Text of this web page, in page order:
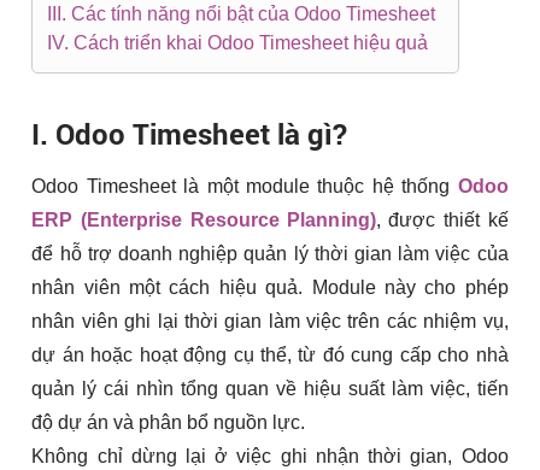
III. Các tính năng nổi bật của Odoo Timesheet
IV. Cách triển khai Odoo Timesheet hiệu quả
I. Odoo Timesheet là gì?
Odoo Timesheet là một module thuộc hệ thống Odoo
ERP (Enterprise Resource Planning), được thiết kế
để hỗ trợ doanh nghiệp quản lý thời gian làm việc của
nhân viên một cách hiệu quả. Module này cho phép
nhân viên ghi lại thời gian làm việc trên các nhiệm vụ,
dự án hoặc hoạt động cụ thể, từ đó cung cấp cho nhà
quản lý cái nhìn tổng quan về hiệu suất làm việc, tiến
độ dự án và phân bổ nguồn lực.
Không chỉ dừng lại ở việc ghi nhận thời gian, Odoo